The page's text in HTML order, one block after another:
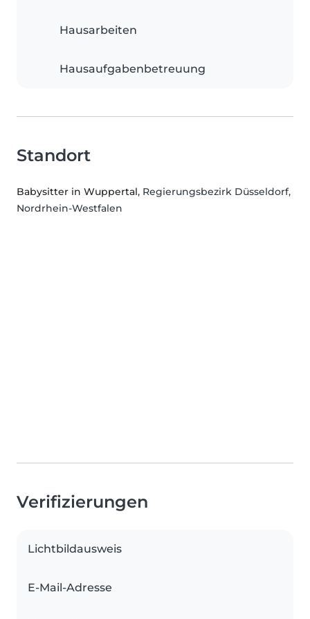
Hausarbeiten
Hausaufgabenbetreuung
Standort
Babysitter in Wuppertal, Regierungsbezirk Düsseldorf,
Nordrhein-Westfalen
Verifizierungen
Lichtbildausweis
E-Mail-Adresse